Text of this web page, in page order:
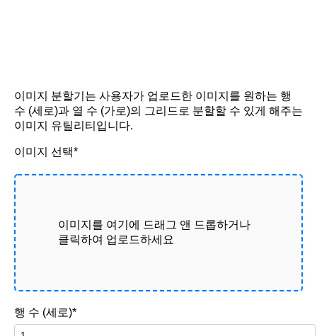
이미지 분할기는 사용자가 업로드한 이미지를 원하는 행
수 (세로)과 열 수 (가로)의 그리드로 분할할 수 있게 해주는
이미지 유틸리티입니다.
이미지 선택*
이미지를 여기에 드래그 앤 드롭하거나
클릭하여 업로드하세요
행 수 (세로)*